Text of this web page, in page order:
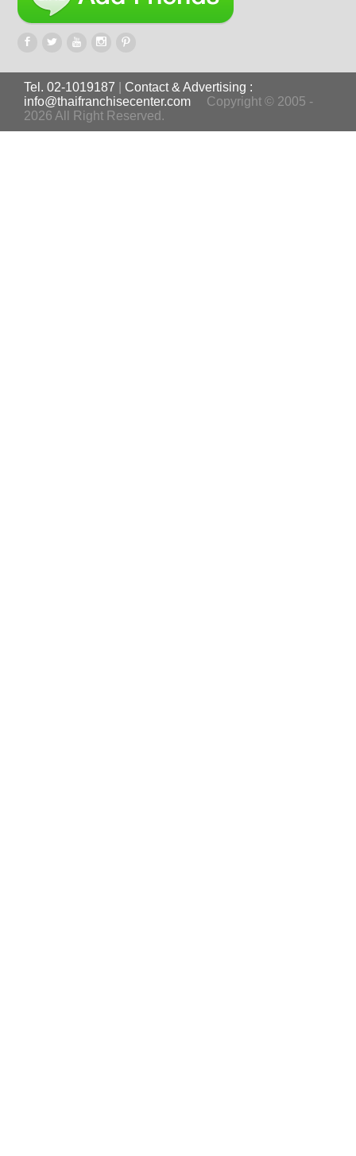
Tel. 02-1019187
Contact & Advertising :
info@thaifranchisecenter.com
Copyright © 2005 -
2026 All Right Reserved.